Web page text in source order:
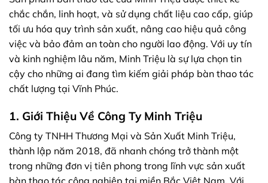
chắc chắn, linh hoạt, và sử dụng chất liệu cao cấp, giúp
tối ưu hóa quy trình sản xuất, nâng cao hiệu quả công
việc và bảo đảm an toàn cho người lao động. Với uy tín
và kinh nghiệm lâu năm, Minh Triệu là sự lựa chọn tin
cậy cho những ai đang tìm kiếm giải pháp bàn thao tác
chất lượng tại Vĩnh Phúc.
1. Giới Thiệu Về Công Ty Minh Triệu
Công ty TNHH Thương Mại và Sản Xuất Minh Triệu,
thành lập năm 2018, đã nhanh chóng trở thành một
trong những đơn vị tiên phong trong lĩnh vực sản xuất